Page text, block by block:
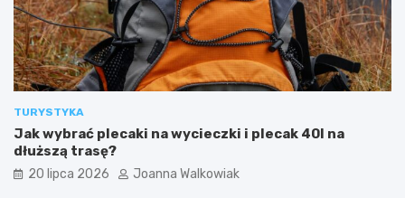
TURYSTYKA
Jak wybrać plecaki na wycieczki i plecak 40l na
dłuższą trasę?
20 lipca 2026 Joanna Walkowiak